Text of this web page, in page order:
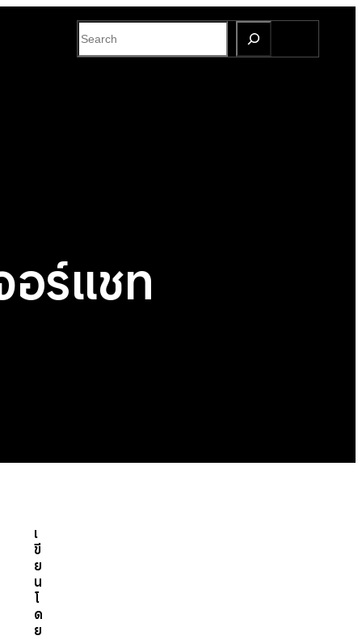
S
e
อร์แชท
เ
ขี
ย
น
โ
ด
ย